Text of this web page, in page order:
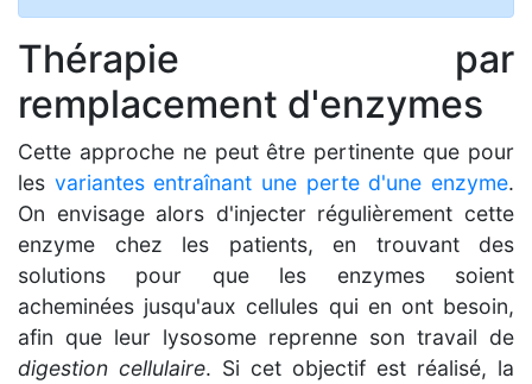
Thérapie par
remplacement d'enzymes
Cette approche ne peut être pertinente que pour
les variantes entraînant une perte d'une enzyme.
On envisage alors d'injecter régulièrement cette
enzyme chez les patients, en trouvant des
solutions pour que les enzymes soient
acheminées jusqu'aux cellules qui en ont besoin,
afin que leur lysosome reprenne son travail de
digestion cellulaire. Si cet objectif est réalisé, la